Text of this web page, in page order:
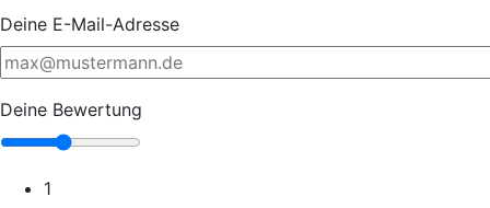
Deine E-Mail-Adresse
Deine Bewertung
1